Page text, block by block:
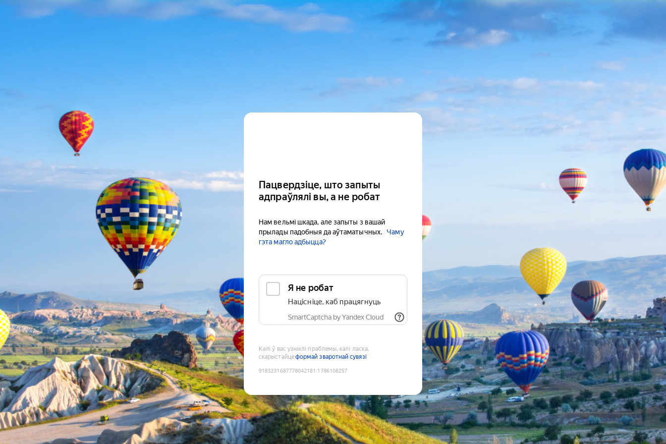
Пацвердзіце, што запыты
адпраўлялі вы, а не робат
Нам вельмі шкада, але запыты з вашай
прылады падобныя да аўтаматычных.
Чаму
гэта магло адбыцца?
Я не робат
Націсніце, каб працягнуць
SmartCaptcha by Yandex Cloud
Калі ў вас узніклі праблемы, калі ласка,
скарыстайцеформай зваротнай сувязі
9183231687778042181 :1786108257